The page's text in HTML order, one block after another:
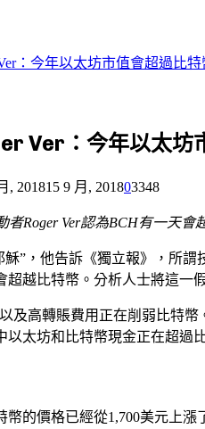
：今年以太坊市值會超過比特
Ver：今年以太坊
, 201815 9 月, 201803348
者Roger Ver認為BCH有一天
穌”，他告訴《獨立報》，所
超越比特幣。分析人士將這一
及高轉賬費用正在削弱比特
以太坊和比特幣現金正在超過
的價格已經從1,700美元上漲